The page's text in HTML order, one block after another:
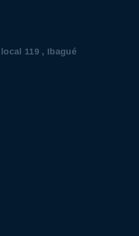
119 , Ibagué